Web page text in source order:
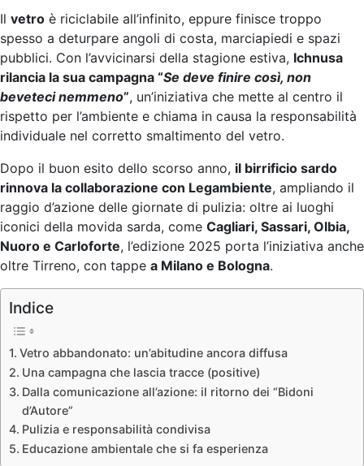
Il vetro è riciclabile all’infinito, eppure finisce troppo
spesso a deturpare angoli di costa, marciapiedi e spazi
pubblici. Con l’avvicinarsi della stagione estiva, Ichnusa
rilancia la sua campagna “Se deve finire così, non
beveteci nemmeno”, un’iniziativa che mette al centro il
rispetto per l’ambiente e chiama in causa la responsabilità
individuale nel corretto smaltimento del vetro.
Dopo il buon esito dello scorso anno, il birrificio sardo
rinnova la collaborazione con Legambiente, ampliando il
raggio d’azione delle giornate di pulizia: oltre ai luoghi
iconici della movida sarda, come Cagliari, Sassari, Olbia,
Nuoro e Carloforte, l’edizione 2025 porta l’iniziativa anche
oltre Tirreno, con tappe a Milano e Bologna.
Indice
Vetro abbandonato: un’abitudine ancora diffusa
Una campagna che lascia tracce (positive)
Dalla comunicazione all’azione: il ritorno dei “Bidoni
d’Autore”
Pulizia e responsabilità condivisa
Educazione ambientale che si fa esperienza